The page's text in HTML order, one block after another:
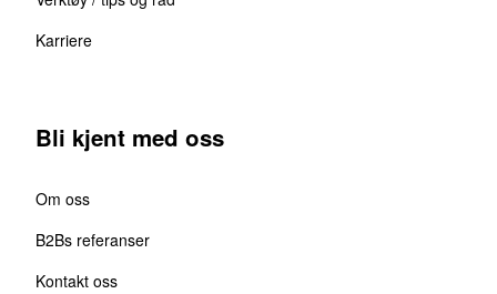
Karriere
Bli kjent med oss
Om oss
B2Bs referanser
Kontakt oss